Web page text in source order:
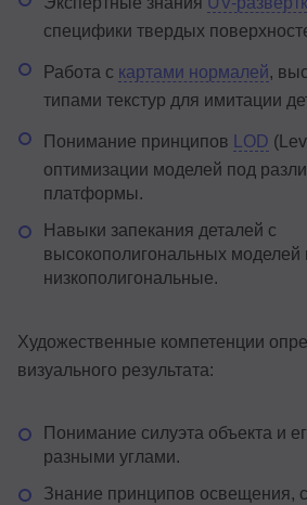
специфики твердых
Работа с картами нормалей,
типами текстур для имитации
Понимание принципов LOD
оптимизации моделей под
платформы.
Навыки запекания деталей с
высокополигональных моделей
низкополигональные.
Художественные компетенции
визуального результата:
Понимание силуэта объекта и
разными углами.
Знание принципов освещения,